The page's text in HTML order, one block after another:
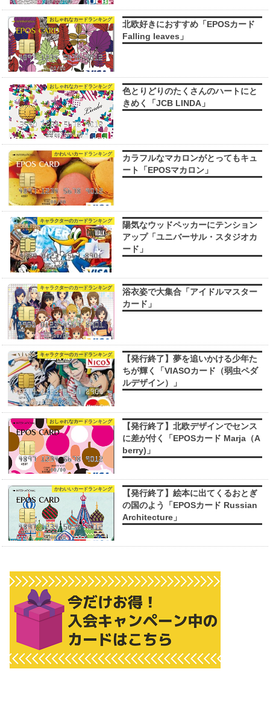
おしゃれなカードランキング
北欧好きにおすすめ「EPOSカード
Falling leaves」
おしゃれなカードランキング
色とりどりのたくさんのハートにと
きめく「JCB LINDA」
かわいいカードランキング
カラフルなマカロンがとってもキュ
ート「EPOSマカロン」
キャラクターのカードランキング
陽気なウッドペッカーにテンション
アップ「ユニバーサル・スタジオカ
ード」
キャラクターのカードランキング
浴衣姿で大集合「アイドルマスター
カード」
キャラクターのカードランキング
【発行終了】夢を追いかける少年た
ちが輝く「VIASOカード（弱虫ペダ
ルデザイン）」
おしゃれなカードランキング
【発行終了】北欧デザインでセンス
に差が付く「EPOSカード Marja（A
berry)」
かわいいカードランキング
【発行終了】絵本に出てくるおとぎ
の国のよう「EPOSカード Russian
Architecture」